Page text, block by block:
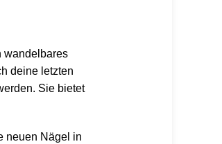
wandelbares
deine letzten
Sie bietet
neuen Nägel in